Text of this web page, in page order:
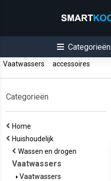
Categorieën
Vaatwassers accessoires
Categorieën
Home
Huishoudelijk
Wassen en drogen
Vaatwassers
Vaatwassers